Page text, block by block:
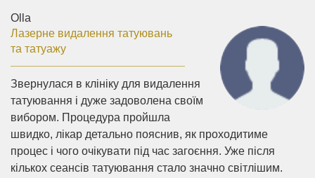
Olla
Лазерне видалення татуювань
та татуажу
Звернулася в клініку для видалення
татуювання і дуже задоволена своїм
вибором. Процедура пройшла
швидко, лікар детально пояснив, як проходитиме
процес і чого очікувати під час загоєння. Уже після
кількох сеансів татуювання стало значно світлішим.